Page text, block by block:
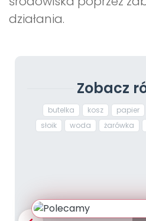
działania.
Zobacz
butelka kosz papier
słoik
woda żarówka